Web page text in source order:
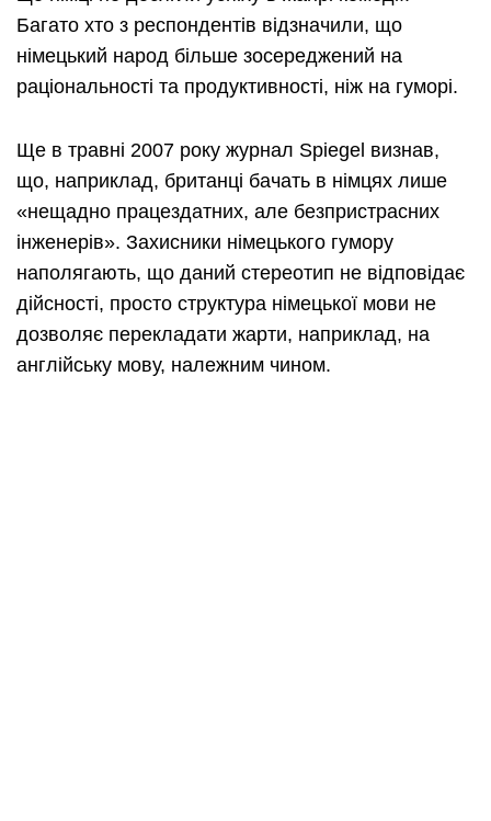
Багато хто з респондентів відзначили, що
німецький народ більше зосереджений на
раціональності та продуктивності, ніж на гуморі.
Ще в травні 2007 року журнал Spiegel визнав,
що, наприклад, британці бачать в німцях лише
«нещадно працездатних, але безпристрасних
інженерів». Захисники німецького гумору
наполягають, що даний стереотип не відповідає
дійсності, просто структура німецької мови не
дозволяє перекладати жарти, наприклад, на
англійську мову, належним чином.